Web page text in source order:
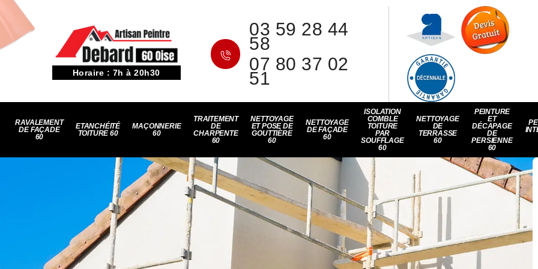
Horaire : 7h à 20h30
03 59 28 44
58
07 80 37 02
51
RAVALEMENT
DE FAÇADE
60
ETANCHÉITÉ
TOITURE 60
MAÇONNERIE
60
TRAITEMENT
DE
CHARPENTE
60
NETTOYAGE
ET POSE DE
GOUTTIÈRE
60
NETTOYAGE
DE FAÇADE
60
ISOLATION
COMBLE
TOITURE
PAR
SOUFFLAGE
60
NETTOYAGE
DE
TERRASSE
60
PEINTURE
ET
DÉCAPAGE
DE
PERSIENNE
60